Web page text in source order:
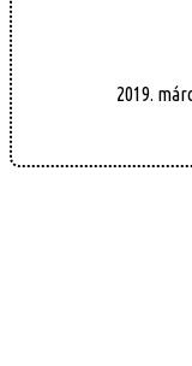
2019.